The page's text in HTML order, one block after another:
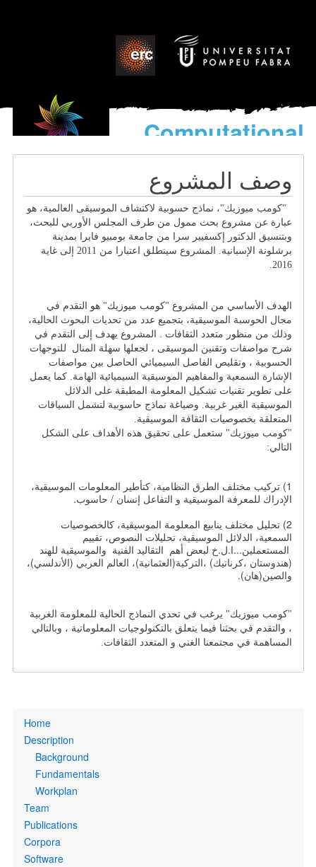
Computational
models
for the discovery of the
World’s Music
وصف المشروع
"كومب ميوزيك"، نماذج حسوبية لاكتشاف الموسيقى العالمية، هو
عبارة عن مشروع بحث ممول من طرف المجلس الأوربي للبحث،
وبتنسيق الدكتور إكسفيير سرا من جامعة بومبيو فابرا بمدينة
برشلونة الإسبانية. المشروع سينطلق اعتبارا من 2011 إلى غاية
2016.
المتعلقة بخصوصيات الثقافة الموسيقية.
التالي:
1) تركيب مختلف الطرق النظامية، كتأطير المعلومات الموسيقية،
الإدراك للمعرفة الموسيقية و التفاعل إنسان / حاسوب.
2) تحليل مختلف ينابيع المعلومة الموسيقية، كالخصوصيات
السمعية، الدلائل الموسيقية، تحليلات النصوص، تقييم
المستعملين...ا.ل.خ لبعض أهم التقاليد الفنية والموسيقية للهند
(هندوستان ،كرناتيك) ،التركية(العثمانية)، العالم العربي (الأندلسي)،
والصين(هان).
المساهمة في مجتمعنا الغني و المتعدد الثقافات.
Home
Description
Background
Fundamentals
Workplan
Team
Publications
Corpora
Software